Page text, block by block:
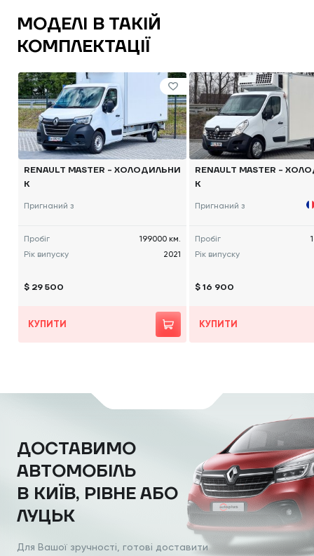
МОДЕЛІ В ТАКІЙ
КОМПЛЕКТАЦІЇ
RENAULT MASTER - ХОЛОДИЛЬНИ
К
Пригнаний з
Пробіг
199000 км.
Рік випуску
2021
$ 29 500
КУПИТИ
RENAULT MASTER -
К
Пригнаний з
Пробіг
Рік випуску
$ 16 900
КУПИТИ
ДОСТАВИМО
АВТОМОБІЛЬ
В КИЇВ, РІВНЕ АБО
ЛУЦЬК
Для Вашої зручності, готові доставити